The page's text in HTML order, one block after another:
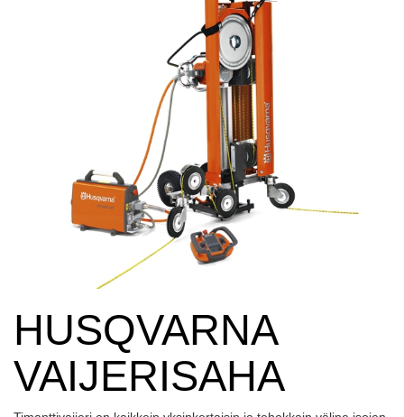
HUSQVARNA
VAIJERISAHA